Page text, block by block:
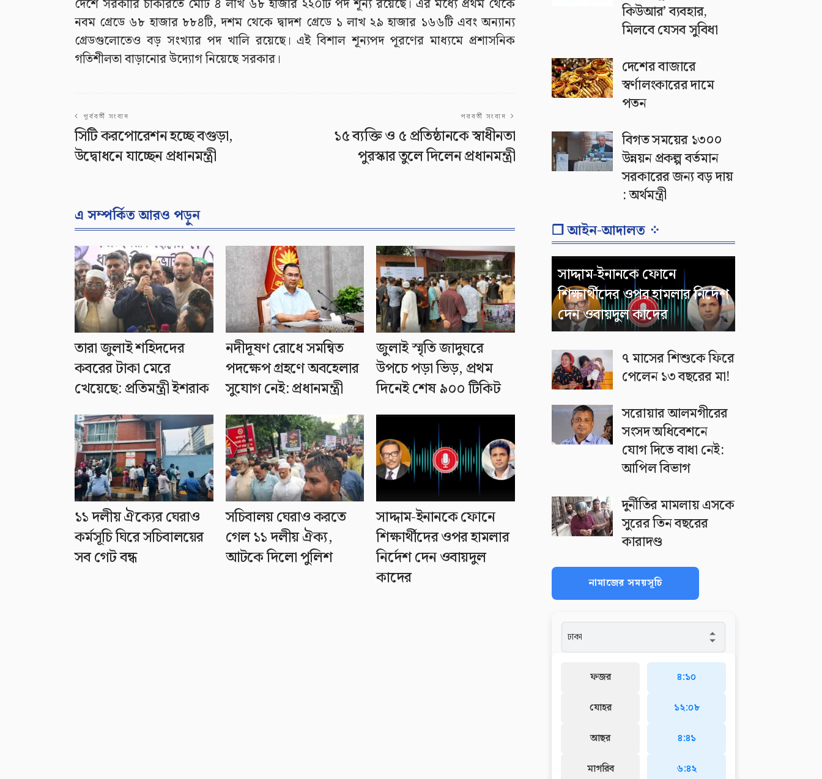
দেশে সরকারি চাকরিতে মোট ৪ লাখ ৬৮ হাজার ২২০টি পদ শূন্য রয়েছে। এর মধ্যে প্রথম থেকে
নবম গ্রেডে ৬৮ হাজার ৮৮৪টি, দশম থেকে দ্বাদশ গ্রেডে ১ লাখ ২৯ হাজার ১৬৬টি এবং অন্যান্য
গ্রেডগুলোতেও বড় সংখ্যার পদ খালি রয়েছে। এই বিশাল শূন্যপদ পূরণের মাধ্যমে প্রশাসনিক
গতিশীলতা বাড়ানোর উদ্যোগ নিয়েছে সরকার।
পূর্ববর্তী সংবাদ
সিটি করপোরেশন হচ্ছে বগুড়া,
উদ্বোধনে যাচ্ছেন প্রধানমন্ত্রী
পরবর্তী সংবাদ
১৫ ব্যক্তি ও ৫ প্রতিষ্ঠানকে স্বাধীনতা
পুরস্কার তুলে দিলেন প্রধানমন্ত্রী
এ সম্পর্কিত আরও পড়ুন
তারা জুলাই শহিদদের
কবরের টাকা মেরে
খেয়েছে: প্রতিমন্ত্রী ইশরাক
নদীদূষণ রোধে সমন্বিত
পদক্ষেপ গ্রহণে অবহেলার
সুযোগ নেই: প্রধানমন্ত্রী
জুলাই স্মৃতি জাদুঘরে
উপচে পড়া ভিড়, প্রথম
দিনেই শেষ ৯০০ টিকিট
১১ দলীয় ঐক্যের ঘেরাও
কর্মসূচি ঘিরে সচিবালয়ের
সব গেট বন্ধ
সচিবালয় ঘেরাও করতে
গেল ১১ দলীয় ঐক্য,
আটকে দিলো পুলিশ
সাদ্দাম-ইনানকে ফোনে
শিক্ষার্থীদের ওপর হামলার
নির্দেশ দেন ওবায়দুল
কাদের
কিউআর’ ব্যবহার,
মিলবে যেসব সুবিধা
দেশের বাজারে
স্বর্ণালংকারের দামে
পতন
বিগত সময়ের ১৩০০
উন্নয়ন প্রকল্প বর্তমান
সরকারের জন্য বড় দায়
: অর্থমন্ত্রী
❐ আইন-আদালত ⁘
সাদ্দাম-ইনানকে ফোনে
শিক্ষার্থীদের ওপর হামলার নির্দেশ
দেন ওবায়দুল কাদের
৭ মাসের শিশুকে ফিরে
পেলেন ১৩ বছরের মা!
সরোয়ার আলমগীরের
সংসদ অধিবেশনে
যোগ দিতে বাধা নেই:
আপিল বিভাগ
দুর্নীতির মামলায় এসকে
সুরের তিন বছরের
কারাদণ্ড
নামাজের সময়সূচি
ফজর
যোহর
আছর
মাগরিব
৪:১০
১২:০৮
৪:৪১
৬:৪২